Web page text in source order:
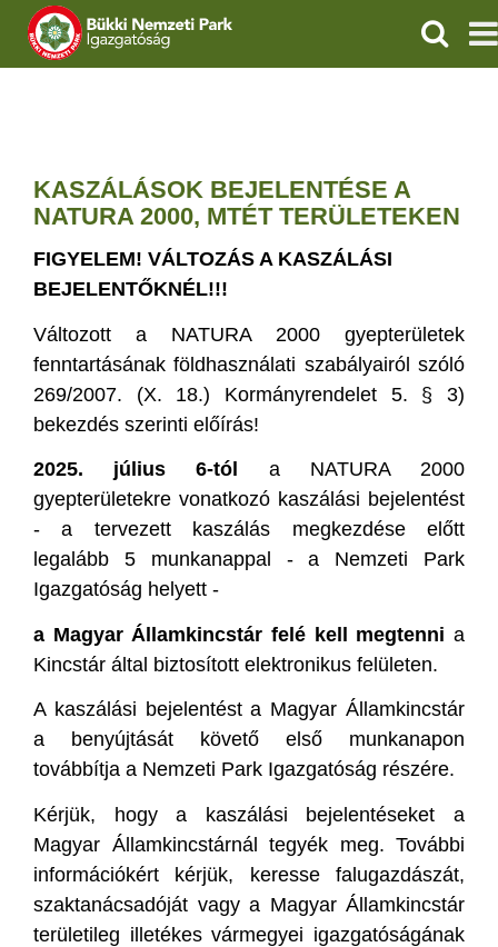
VÍZVÉDELEM
ÖKOTURIZMUS
GEOPARKOK
KAPCSOLAT
KASZÁLÁSOK BEJELENTÉSE A
NATURA 2000, MTÉT TERÜLETEKEN
FIGYELEM! VÁLTOZÁS A KASZÁLÁSI
BEJELENTŐKNÉL!!!
Változott a NATURA 2000 gyepterületek
fenntartásának földhasználati szabályairól szóló
269/2007. (X. 18.) Kormányrendelet 5. § 3)
bekezdés szerinti előírás!
2025. július 6-tól a NATURA 2000
gyepterületekre vonatkozó kaszálási bejelentést
- a tervezett kaszálás megkezdése előtt
legalább 5 munkanappal - a Nemzeti Park
Igazgatóság helyett -
a Magyar Államkincstár felé kell megtenni a
Kincstár által biztosított elektronikus felületen.
A kaszálási bejelentést a Magyar Államkincstár
a benyújtását követő első munkanapon
továbbítja a Nemzeti Park Igazgatóság részére.
Kérjük, hogy a kaszálási bejelentéseket a
Magyar Államkincstárnál tegyék meg. További
információkért kérjük, keresse falugazdászát,
szaktanácsadóját vagy a Magyar Államkincstár
területileg illetékes vármegyei igazgatóságának